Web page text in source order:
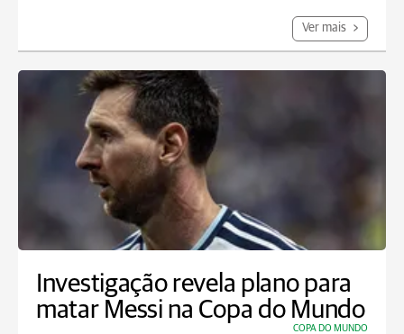
Ver mais
Investigação revela plano para
matar Messi na Copa do Mundo
COPA DO MUNDO